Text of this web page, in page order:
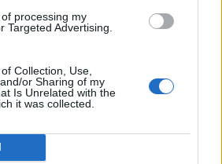
processing my
Targeted Advertising.
Collection, Use,
or Sharing of my
Is Unrelated with the
it was collected.